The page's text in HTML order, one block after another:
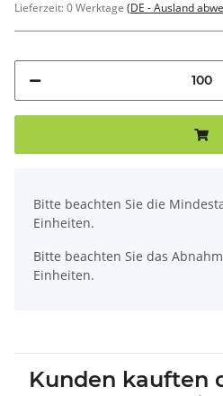
Lieferzeit:0 Werktage (DE - Ausland
Bitte beachten Sie die
Einheiten.
Bitte beachten Sie das
Einheiten.
Kunden kauften